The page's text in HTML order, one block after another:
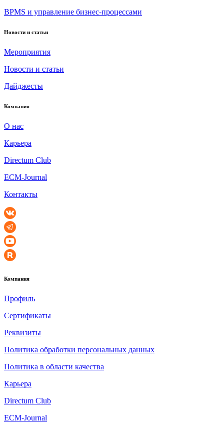
BPMS и управление бизнес-процессами
Новости и статьи
Мероприятия
Новости и статьи
Дайджесты
Компания
О нас
Карьера
Directum Club
ECM-Journal
Контакты
Компания
Профиль
Сертификаты
Реквизиты
Политика обработки персональных данных
Политика в области качества
Карьера
Directum Club
ECM-Journal